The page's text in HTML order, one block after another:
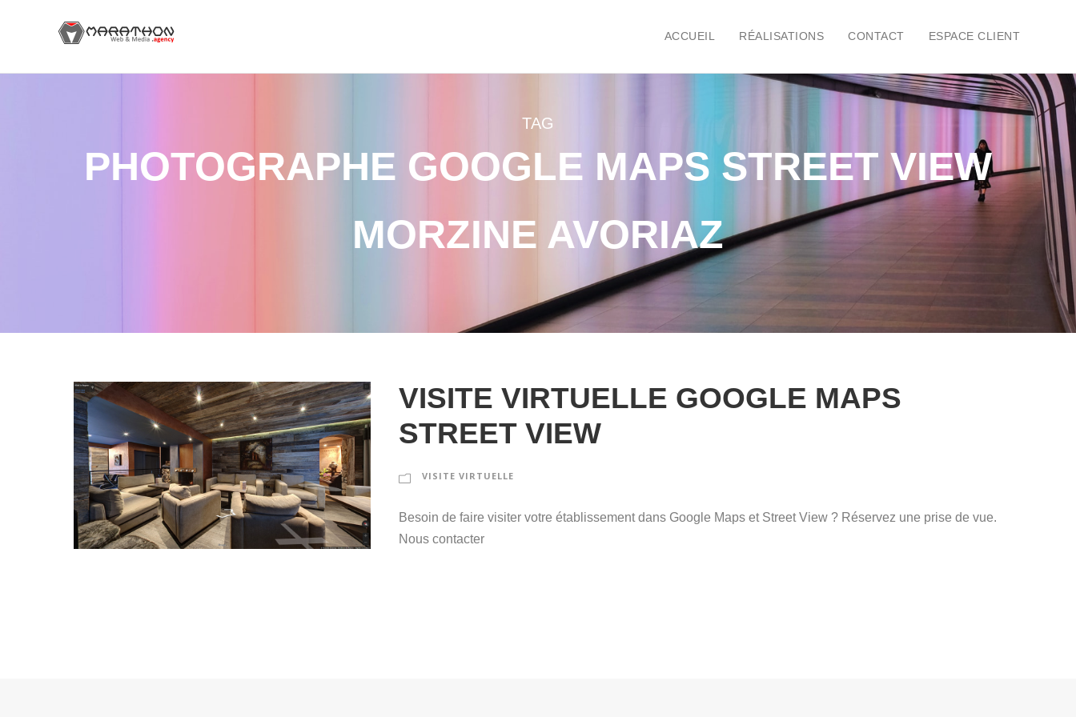
ACCUEIL RÉALISATIONS CONTACT ESPACE CLIENT
TAG
PHOTOGRAPHE GOOGLE MAPS STREET VIEW
MORZINE AVORIAZ
VISITE VIRTUELLE GOOGLE MAPS
STREET VIEW
VISITE VIRTUELLE
Besoin de faire visiter votre établissement dans Google Maps et Street View ? Réservez une prise de vue.
Nous contacter